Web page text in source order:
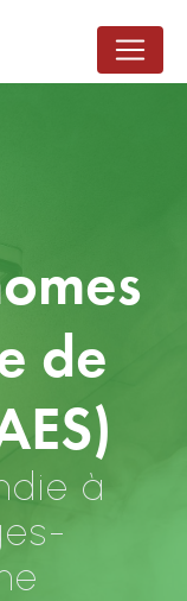
de
à